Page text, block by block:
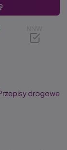
NNW
drogowe